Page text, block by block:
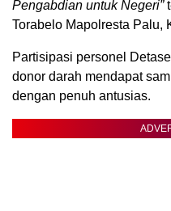
Pengabdian untuk Negeri”
Torabelo Mapolresta Palu,
Partisipasi personel
donor darah mendapat
dengan penuh antusias.